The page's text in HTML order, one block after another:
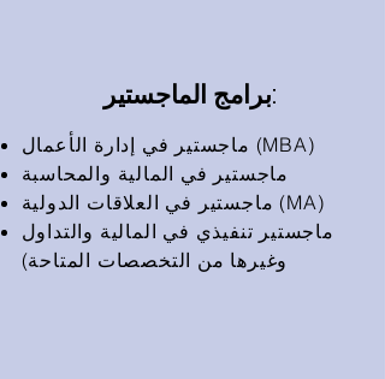
برامج الماجستير:
ماجستير في إدارة الأعمال (MBA)
ماجستير في المالية والمحاسبة
ماجستير في العلاقات الدولية (MA)
ماجستير تنفيذي في المالية والتداول
(وغيرها من التخصصات المتاحة